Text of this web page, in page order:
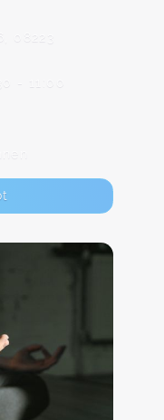
08223
- 11:00